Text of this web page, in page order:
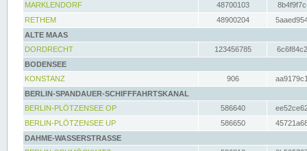
MARKLENDORF
48700103
RETHEM
48900204
ALTE MAAS
DORDRECHT
123456785
BODENSEE
KONSTANZ
906
BERLIN-SPANDAUER-SCHIFFFAHRTSKANAL
BERLIN-PLÖTZENSEE OP
586640
BERLIN-PLÖTZENSEE UP
586650
DAHME-WASSERSTRASSE